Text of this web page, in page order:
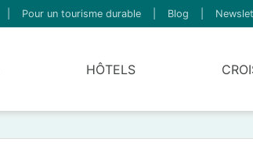
Pour un tourisme durable Blog
HÔTELS